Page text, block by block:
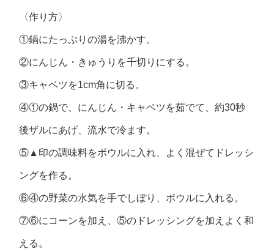
〈作り方〉
①鍋にたっぷりの湯を沸かす。
②にんじん・きゅうりを千切りにする。
③キャベツを1cm角に切る。
④①の鍋で、にんじん・キャベツを茹でて、約30秒
後ザルにあげ、流水で冷ます。
⑤▲印の調味料をボウルに入れ、よく混ぜてドレッシ
ングを作る。
⑥④の野菜の水気を手でしぼり、ボウルに入れる。
⑦⑥にコーンを加え、⑤のドレッシングを加えよく和
える。